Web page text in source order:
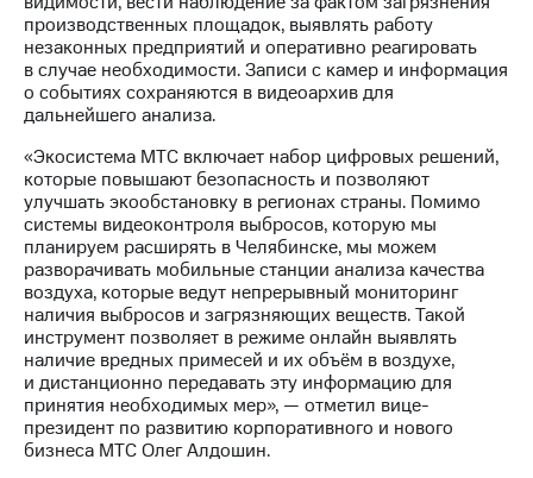
Корпоративное
управление
Корпоративный
секретарь
информации
Информация
акционерам
Документы
ПАО
"МТС"
Собрания
акционеров
Личный
кабинет
акционера
Акционерный
капитал
Контроль
производственных площадок, выявлять работу
незаконных предприятий и оперативно реагировать
в случае необходимости. Записи с камер и информация
о событиях сохраняются в видеоархив для
дальнейшего анализа.
«Экосистема МТС включает набор цифровых решений,
которые повышают безопасность и позволяют
улучшать экообстановку в регионах страны. Помимо
системы видеоконтроля выбросов, которую мы
планируем расширять в Челябинске, мы можем
разворачивать мобильные станции анализа качества
воздуха, которые ведут непрерывный мониторинг
наличия выбросов и загрязняющих веществ. Такой
инструмент позволяет в режиме онлайн выявлять
наличие вредных примесей и их объём в воздухе,
и дистанционно передавать эту информацию для
принятия необходимых мер», — отметил вице-
президент по развитию корпоративного и нового
бизнеса МТС Олег Алдошин.